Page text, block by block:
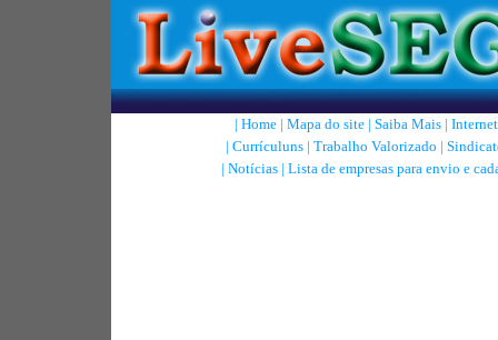
| Home| Mapa do site| Saiba Mais| Internet
| Currículuns| Trabalho Valorizado |
| Notícias | Lista de empresas para envio e